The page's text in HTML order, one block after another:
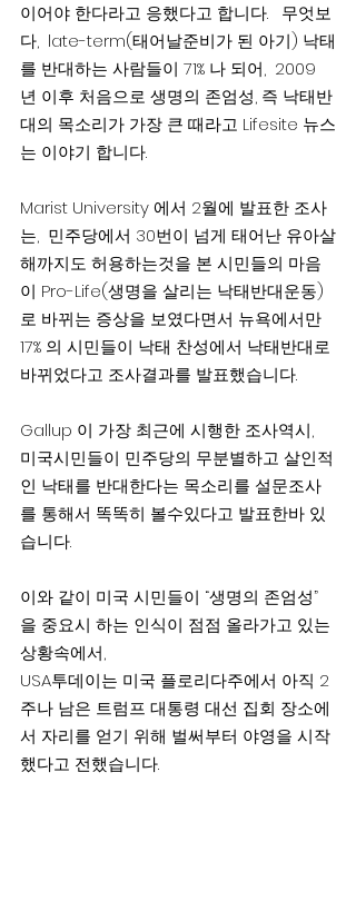
이어야 한다라고 응했다고 합니다.   무엇보
다,  late-term(태어날준비가 된 아기) 낙태
를 반대하는 사람들이 71% 나 되어,  2009
년 이후 처음으로 생명의 존엄성, 즉 낙태반
대의 목소리가 가장 큰 때라고 Lifesite 뉴스
는 이야기 합니다.
Marist University 에서 2월에 발표한 조사
는,  민주당에서 30번이 넘게 태어난 유아살
해까지도 허용하는것을 본 시민들의 마음
이 Pro-Life(생명을 살리는 낙태반대운동)
로 바뀌는 증상을 보였다면서 뉴욕에서만
17% 의 시민들이 낙태 찬성에서 낙태반대로
바뀌었다고 조사결과를 발표했습니다.
Gallup 이 가장 최근에 시행한 조사역시,
미국시민들이 민주당의 무분별하고 살인적
인 낙태를 반대한다는 목소리를 설문조사
를 통해서 똑똑히 볼수있다고 발표한바 있
습니다.
이와 같이 미국 시민들이 “생명의 존엄성”
을 중요시 하는 인식이 점점 올라가고 있는
상황속에서,
USA투데이는 미국 플로리다주에서 아직 2
주나 남은 트럼프 대통령 대선 집회 장소에
서 자리를 얻기 위해 벌써부터 야영을 시작
했다고 전했습니다.